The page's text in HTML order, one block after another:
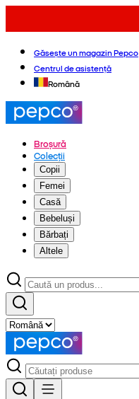
Găsește un magazin Pepco
Centrul de asistență
Română
Broșură
Colecții
Copii
Femei
Casă
Bebeluși
Bărbați
Altele